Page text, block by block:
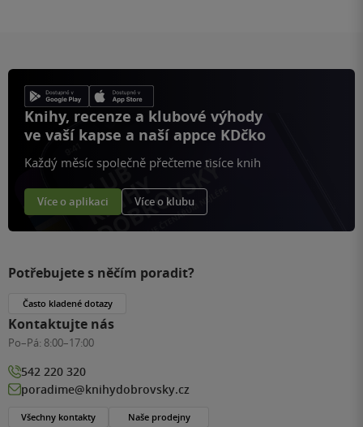
Knihy, recenze a klubové výhody
ve vaší kapse a naší appce KDčko
Každý měsíc společně přečteme tisíce knih
Více o aplikaci Více o klubu
Potřebujete s něčím poradit?
Často kladené dotazy
Kontaktujte nás
Po–Pá: 8:00–17:00
542 220 320
poradime@knihydobrovsky.cz
Všechny kontakty Naše prodejny